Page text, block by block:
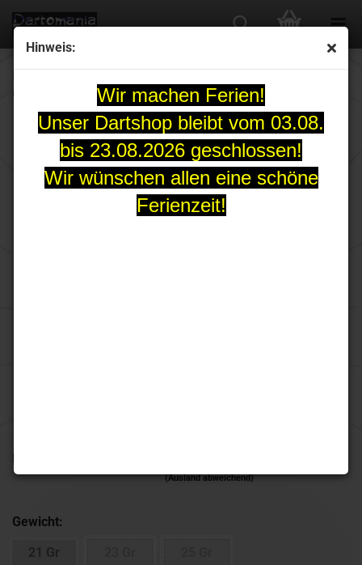
Hinweis:
Wir machen Ferien!
Unser Dartshop bleibt vom 03.08.
bis 23.08.2026 geschlossen!
Wir wünschen allen eine schöne
Ferienzeit!
Gr.
Lieferzeit:
(Ausland abweichend)
Gewicht:
21 Gr